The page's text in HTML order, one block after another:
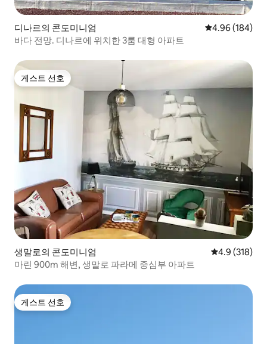
디나르의 콘도미니엄 평점 4.96점(5
4.96 (184)
바다 전망. 디나르에 위치한 3룸 대형 아파트
게스트 선호
게스트 선호
생말로의 콘도미니엄 평점 4.9점(5
4.9 (318)
마린 900m 해변, 생말로 파라메 중심부 아파트
게스트 선호
게스트 선호